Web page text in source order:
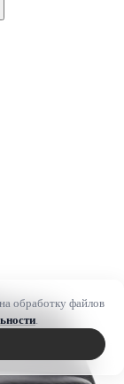
обработку файлов
.